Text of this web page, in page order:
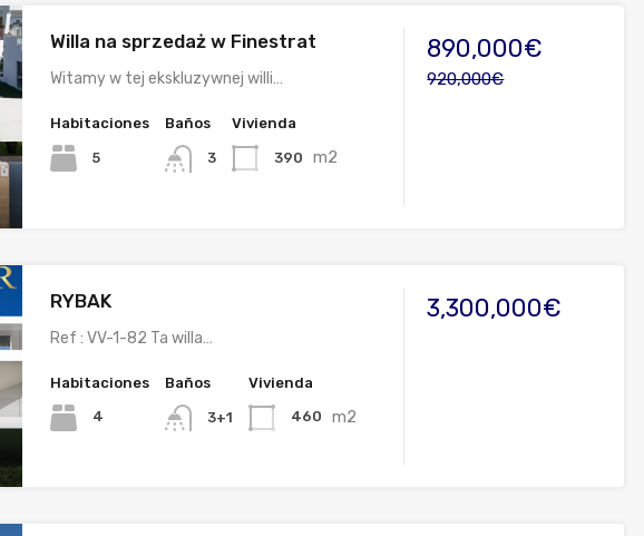
Willa na sprzedaż w Finestrat
Witamy w tej ekskluzywnej willi…
Habitaciones
5
Baños
3
Vivienda
390 m2
890,000€
920,000€
RYBAK
Ref : VV-1-82 Ta willa…
Habitaciones
4
Baños
3+1
Vivienda
460 m2
3,300,000€